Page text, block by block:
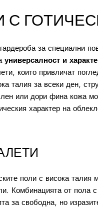
за специални
универсалност и
които привличат
талия за всеки ден,
или дори фина кожа
характер на
поли с висока талия
Комбинацията от пола
за свободна, но